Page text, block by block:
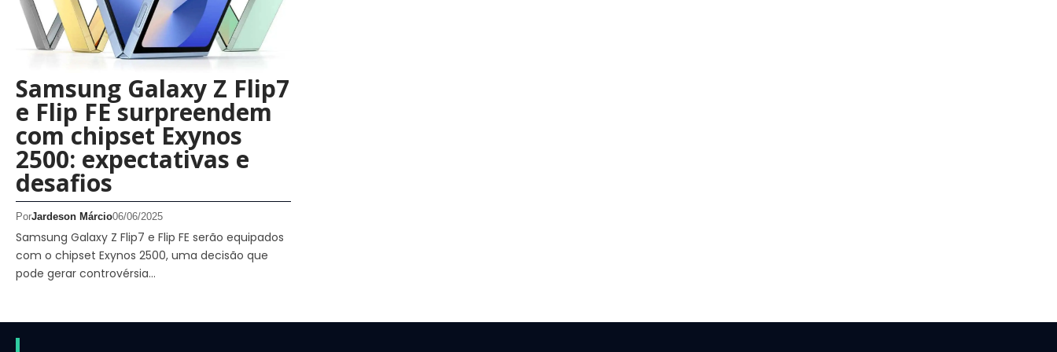
Samsung Galaxy Z Flip7
e Flip FE surpreendem
com chipset Exynos
2500: expectativas e
desafios
PorJardeson Márcio06/06/2025
Samsung Galaxy Z Flip7 e Flip FE serão equipados
com o chipset Exynos 2500, uma decisão que
pode gerar controvérsia…